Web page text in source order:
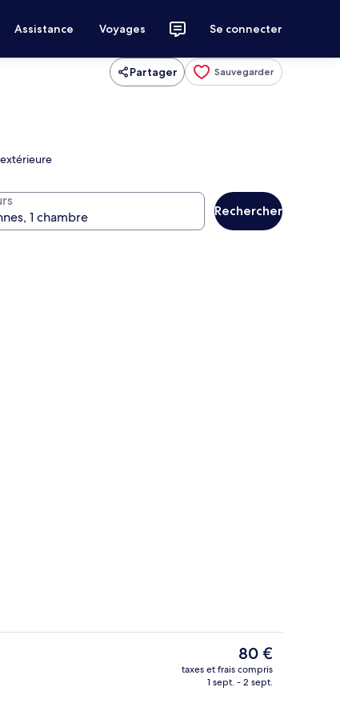
Assistance Voyages Se connecter
Partager Sauvegarder
Rechercher
Petit déjeuner servi sur place
Le
prix
actuel
80 €
taxes et frais compris
1 sept. - 2 sept.